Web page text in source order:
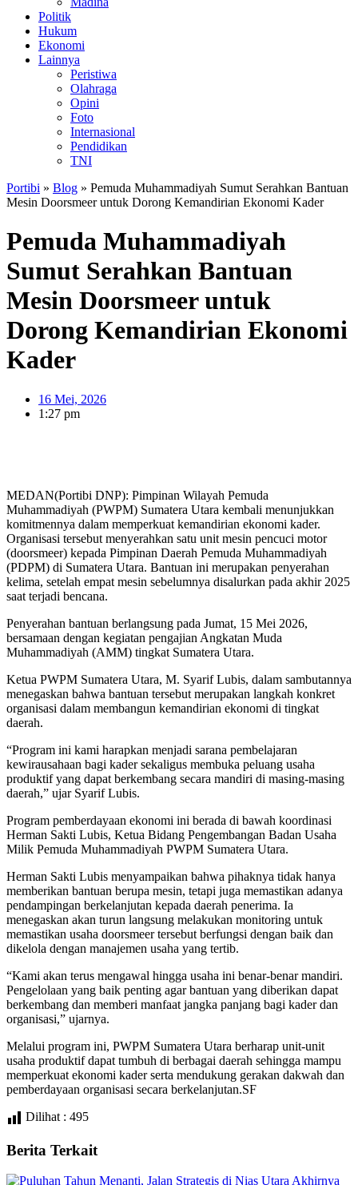
Politik
Hukum
Ekonomi
Lainnya
Peristiwa
Olahraga
Opini
Foto
Internasional
Pendidikan
TNI
Portibi » Blog » Pemuda Muhammadiyah Sumut Serahkan Bantuan
Mesin Doorsmeer untuk Dorong Kemandirian Ekonomi Kader
Pemuda Muhammadiyah
Sumut Serahkan Bantuan
Mesin Doorsmeer untuk
Dorong Kemandirian Ekonomi
Kader
16 Mei, 2026
1:27 pm
MEDAN(Portibi DNP): Pimpinan Wilayah Pemuda
Muhammadiyah (PWPM) Sumatera Utara kembali menunjukkan
komitmennya dalam memperkuat kemandirian ekonomi kader.
Organisasi tersebut menyerahkan satu unit mesin pencuci motor
(doorsmeer) kepada Pimpinan Daerah Pemuda Muhammadiyah
(PDPM) di Sumatera Utara. Bantuan ini merupakan penyerahan
kelima, setelah empat mesin sebelumnya disalurkan pada akhir 2025
saat terjadi bencana.
Penyerahan bantuan berlangsung pada Jumat, 15 Mei 2026,
bersamaan dengan kegiatan pengajian Angkatan Muda
Muhammadiyah (AMM) tingkat Sumatera Utara.
Ketua PWPM Sumatera Utara, M. Syarif Lubis, dalam sambutannya
menegaskan bahwa bantuan tersebut merupakan langkah konkret
organisasi dalam membangun kemandirian ekonomi di tingkat
daerah.
“Program ini kami harapkan menjadi sarana pembelajaran
kewirausahaan bagi kader sekaligus membuka peluang usaha
produktif yang dapat berkembang secara mandiri di masing-masing
daerah,” ujar Syarif Lubis.
Program pemberdayaan ekonomi ini berada di bawah koordinasi
Herman Sakti Lubis, Ketua Bidang Pengembangan Badan Usaha
Milik Pemuda Muhammadiyah PWPM Sumatera Utara.
Herman Sakti Lubis menyampaikan bahwa pihaknya tidak hanya
memberikan bantuan berupa mesin, tetapi juga memastikan adanya
pendampingan berkelanjutan kepada daerah penerima. Ia
menegaskan akan turun langsung melakukan monitoring untuk
memastikan usaha doorsmeer tersebut berfungsi dengan baik dan
dikelola dengan manajemen usaha yang tertib.
“Kami akan terus mengawal hingga usaha ini benar-benar mandiri.
Pengelolaan yang baik penting agar bantuan yang diberikan dapat
berkembang dan memberi manfaat jangka panjang bagi kader dan
organisasi,” ujarnya.
Melalui program ini, PWPM Sumatera Utara berharap unit-unit
usaha produktif dapat tumbuh di berbagai daerah sehingga mampu
memperkuat ekonomi kader serta mendukung gerakan dakwah dan
pemberdayaan organisasi secara berkelanjutan.SF
Dilihat : 495
Berita Terkait